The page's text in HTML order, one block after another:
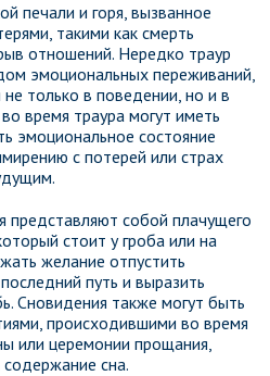
печали и горя, вызванное
такими как смерть
отношений. Нередко траур
эмоциональных переживаний,
только в поведении, но и в
время траура могут иметь
эмоциональное состояние
с потерей или страх
представляют собой плачущего
стоит у гроба или на
желание отпустить
путь и выразить
Сновидения также могут быть
происходившими во время
или церемонии прощания,
сна.